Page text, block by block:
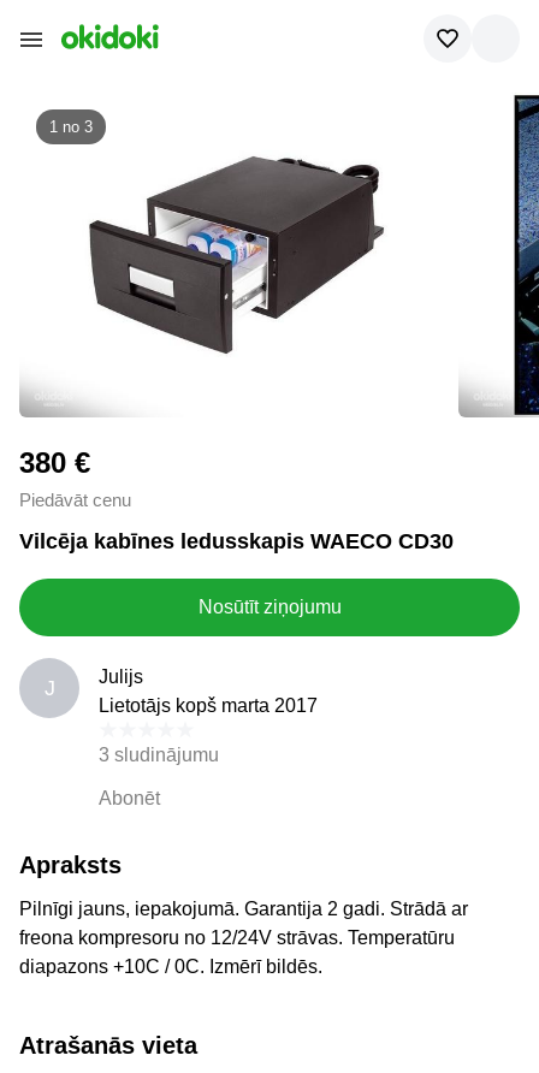
1 no 3
380 €
Piedāvāt cenu
Vilcēja kabīnes ledusskapis WAECO CD30
Nosūtīt ziņojumu
J
Julijs
Lietotājs kopš marta 2017
3 sludinājumu
Abonēt
Apraksts
Pilnīgi jauns, iepakojumā. Garantija 2 gadi. Strādā ar
freona kompresoru no 12/24V strāvas. Temperatūru
diapazons +10C / 0C. Izmērī bildēs.
Atrašanās vieta